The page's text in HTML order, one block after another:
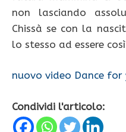
non lasciando
Chissà se con la
lo stesso ad essere
nuovo video Dance for
Condividi l'articolo: